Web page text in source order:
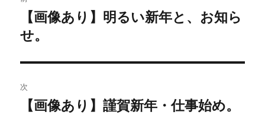
稿
ナ
ビ
ゲ
ー
去
投
稿:
【画像あり】明るい新年と、お知ら
せ。
次
【画像あり】謹賀新年・仕事始め。